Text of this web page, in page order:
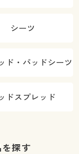
シーツ
ド・パッドシーツ
ドスプレッド
探す